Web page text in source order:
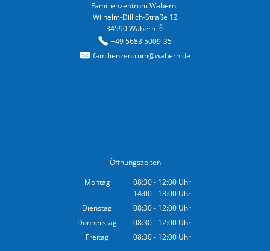
Familienzentrum Wabern
Wilhelm-Dillich-Straße 12
34590 Wabern
+49 5683 5009-35
familienzentrum@wabern.de
Öffnungszeiten
Montag
08:30- 12:00 Uhr
Von 08:30 bis 12:00 Uhr
14:00- 18:00 Uhr
Von 14:00 bis 18:00 Uhr
Dienstag 08:30- 12:00 Uhr
Von 08:30 bis 12:00 Uhr
Donnerstag 08:30- 12:00 Uhr
Von 08:30 bis 12:00 Uhr
Freitag 08:30- 12:00 Uhr